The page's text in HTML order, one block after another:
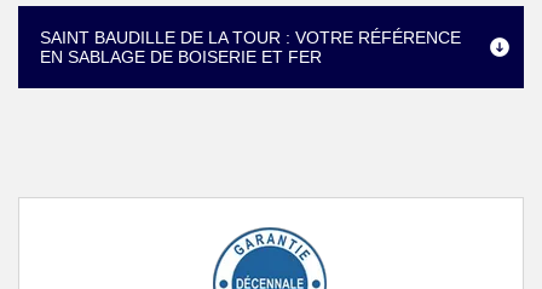
SAINT BAUDILLE DE LA TOUR : VOTRE RÉFÉRENCE
EN SABLAGE DE BOISERIE ET FER